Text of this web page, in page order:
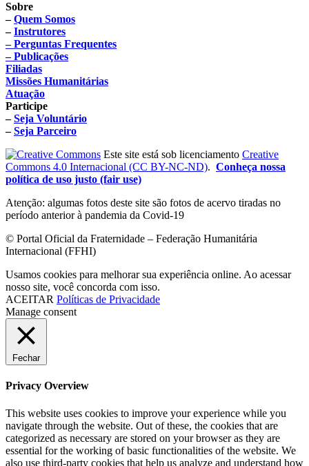
Sobre
–Quem Somos
–Instrutores
– Perguntas Frequentes
– Publicações
Filiadas
Missões Humanitárias
Atuação
Participe
–Seja Voluntário
–Seja Parceiro
Este site está sob licenciamento Creative
Commons 4.0 Internacional (CC BY-NC-ND). Conheça nossa
política de uso justo (fair use)
Atenção: algumas fotos deste site são fotos de acervo tiradas no
período anterior à pandemia da Covid-19
© Portal Oficial da Fraternidade – Federação Humanitária
Internacional (FFHI)
Usamos cookies para melhorar sua experiência online. Ao acessar
nosso site, você concorda com isso.
ACEITAR Políticas de Privacidade
Manage consent
Fechar
Privacy Overview
This website uses cookies to improve your experience while you
navigate through the website. Out of these, the cookies that are
categorized as necessary are stored on your browser as they are
essential for the working of basic functionalities of the website. We
also use third-party cookies that help us analyze and understand how